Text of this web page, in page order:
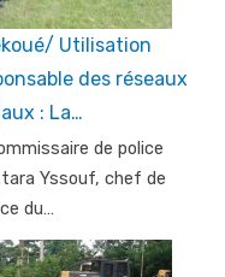
Utilisation
des réseaux
: La…
de police
Yssouf, chef de
du…